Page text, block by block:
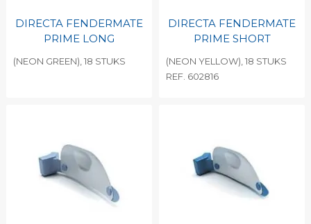
DIRECTA FENDERMATE
PRIME LONG
(NEON GREEN), 18 STUKS
DIRECTA FENDERMATE
PRIME SHORT
(NEON YELLOW), 18 STUKS
REF. 602816